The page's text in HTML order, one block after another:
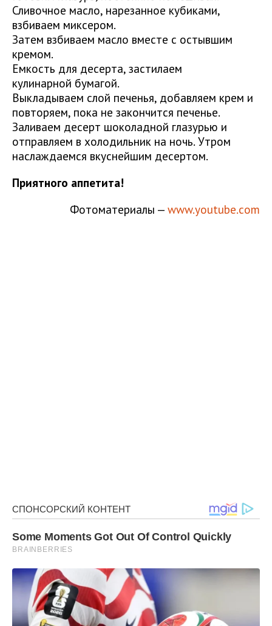
Сливочное масло, нарезанное кубиками,
взбиваем миксером.
Затем взбиваем масло вместе с остывшим
кремом.
Емкость для десерта, застилаем
кулинарной бумагой.
Выкладываем слой печенья, добавляем крем и
повторяем, пока не закончится печенье.
Заливаем десерт шоколадной глазурью и
отправляем в холодильник на ночь. Утром
наслаждаемся вкуснейшим десертом.
Приятного аппетита!
Фотоматериалы — www.youtube.com